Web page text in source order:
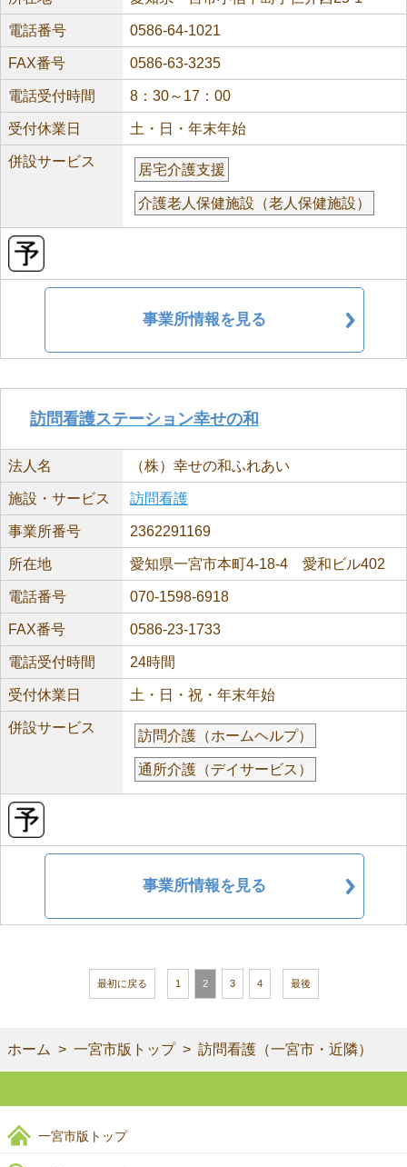
電話番号 0586-64-1021
FAX番号 0586-63-3235
電話受付時間 8：30～17：00
受付休業日 土・日・年末年始
併設サービス
居宅介護支援
介護老人保健施設（老人保健施設）
事業所情報を見る
訪問看護ステーション幸せの和
法人名 （株）幸せの和ふれあい
施設・サービス 訪問看護
事業所番号 2362291169
所在地 愛知県一宮市本町4-18-4 愛和ビル402
電話番号 070-1598-6918
FAX番号 0586-23-1733
電話受付時間 24時間
受付休業日 土・日・祝・年末年始
併設サービス
訪問介護（ホームヘルプ）
通所介護（デイサービス）
事業所情報を見る
最初に戻る 1 2 3 4 最後
ホーム 一宮市版トップ 訪問看護（一宮市・近隣）
一宮市版トップ